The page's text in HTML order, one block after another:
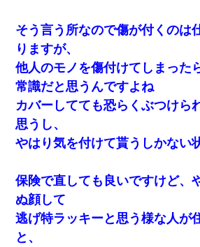
そう言う所なので傷が付くのは
りますが、
他人のモノを傷付けてしまった
常識だと思うんですよね
カバーしてても恐らくぶつけら
思うし、
やはり気を付けて貰うしかない
保険で直しても良いですけど、
ぬ顔して
逃げ特ラッキーと思う様な人が
と、